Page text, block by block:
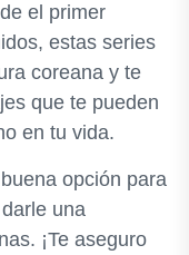
el primer
estas series
coreana y te
que te pueden
en tu vida.
opción para
una
¡Te aseguro